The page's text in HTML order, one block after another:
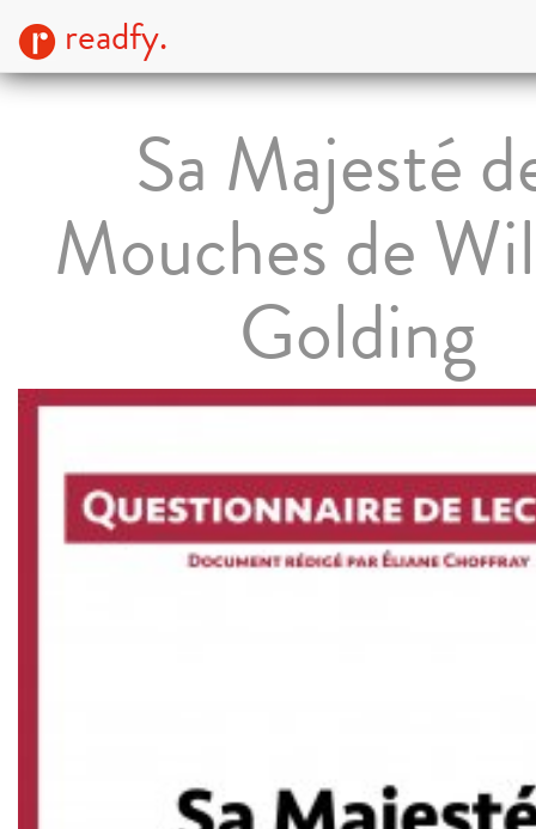
readfy.
Sa Majesté
Mouches de
Golding